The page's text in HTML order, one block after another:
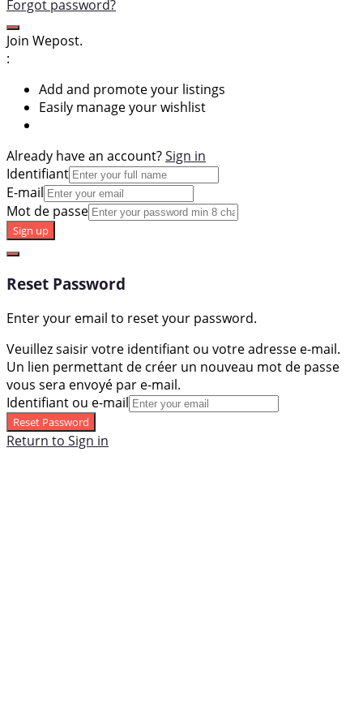
Forgot password?
Join Wepost.
:
Add and promote your listings
Easily manage your wishlist
Already have an account?Sign in
Identifiant
E-mail
Mot de passe
Sign up
Reset Password
Enter your email to reset your password.
Veuillez saisir votre identifiant ou votre adresse e-mail.
Un lien permettant de créer un nouveau mot de passe
vous sera envoyé par e-mail.
Identifiant ou e-mail
Reset Password
Return to Sign in